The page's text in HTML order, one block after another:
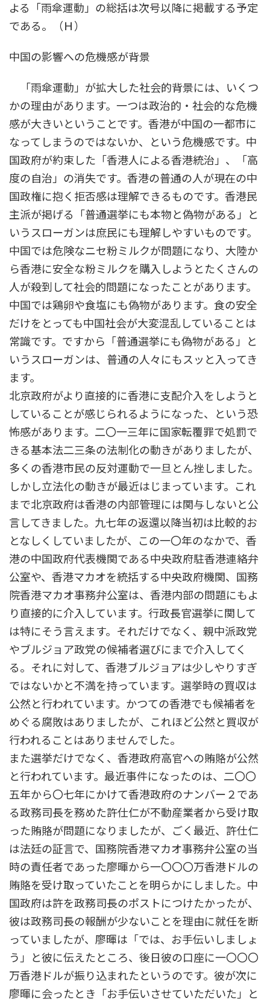
よる「雨傘運動」の総括は次号以降に掲載する予定
である。（Ｈ）
中国の影響への危機感が背景
「雨傘運動」が拡大した社会的背景には、いくつ
かの理由があります。一つは政治的・社会的な危機
感が大きいということです。香港が中国の一都市に
なってしまうのではないか、という危機感です。中
国政府が約束した「香港人による香港統治」、「高
度の自治」の消失です。香港の普通の人が現在の中
国政権に抱く拒否感は理解できるものです。香港民
主派が掲げる「普通選挙にも本物と偽物がある」と
いうスローガンは庶民にも理解しやすいものです。
中国では危険なニセ粉ミルクが問題になり、大陸か
ら香港に安全な粉ミルクを購入しようとたくさんの
人が殺到して社会的問題になったことがあります。
中国では鶏卵や食塩にも偽物があります。食の安全
だけをとっても中国社会が大変混乱していることは
常識です。ですから「普通選挙にも偽物がある」と
いうスローガンは、普通の人々にもスッと入ってき
ます。
北京政府がより直接的に香港に支配介入をしようと
していることが感じられるようになった、という恐
怖感があります。二〇一三年に国家転覆罪で処罰で
きる基本法二三条の法制化の動きがありましたが、
多くの香港市民の反対運動で一旦とん挫しました。
しかし立法化の動きが最近はじまっています。これ
まで北京政府は香港の内部管理には関与しないと公
言してきました。九七年の返還以降当初は比較的お
となしくしていましたが、この一〇年のなかで、香
港の中国政府代表機関である中央政府駐香港連絡弁
公室や、香港マカオを統括する中央政府機関、国務
院香港マカオ事務弁公室は、香港内部の問題にもよ
り直接的に介入しています。行政長官選挙に関して
は特にそう言えます。それだけでなく、親中派政党
やブルジョア政党の候補者選びにまで介入してく
る。それに対して、香港ブルジョアは少しやりすぎ
ではないかと不満を持っています。選挙時の買収は
公然と行われています。かつての香港でも候補者を
めぐる腐敗はありましたが、これほど公然と買収が
行われることはありませんでした。
また選挙だけでなく、香港政府高官への賄賂が公然
と行われています。最近事件になったのは、二〇〇
五年から〇七年にかけて香港政府のナンバー２であ
る政務司長を務めた許仕仁が不動産業者から受け取
った賄賂が問題になりましたが、ごく最近、許仕仁
は法廷の証言で、国務院香港マカオ事務弁公室の当
時の責任者であった廖暉から一〇〇〇万香港ドルの
賄賂を受け取っていたことを明らかにしました。中
国政府は許を政務司長のポストにつけたかったが、
彼は政務司長の報酬が少ないことを理由に就任を断
っていましたが、廖暉は「では、お手伝いしましょ
う」と彼に伝えたところ、後日彼の口座に一〇〇〇
万香港ドルが振り込まれたというのです。彼が次に
廖暉に会ったとき「お手伝いさせていただいた」と